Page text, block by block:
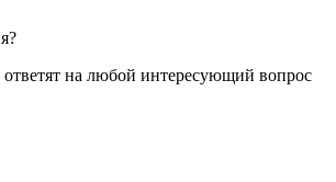
на любой интересующий вопрос